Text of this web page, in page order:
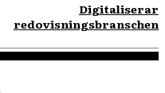
Digitaliserar
redovisningsbranschen